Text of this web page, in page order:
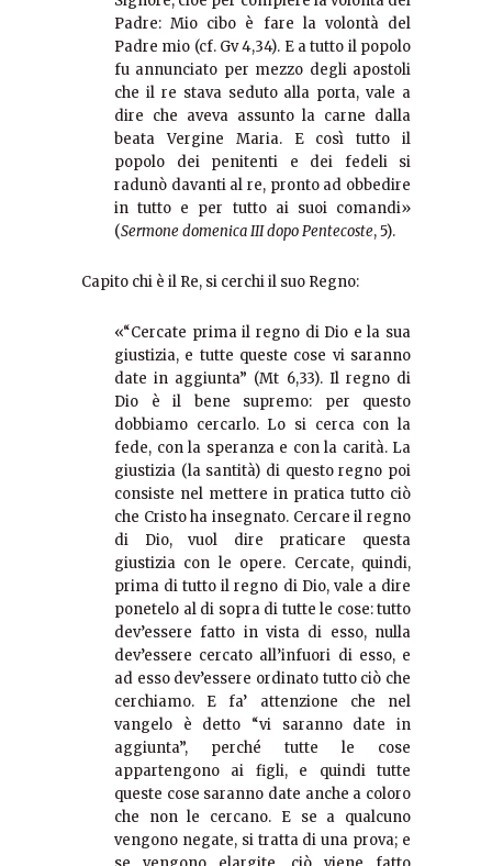
Padre: Mio cibo è fare la volontà del
Padre mio (cf. Gv 4,34). E a tutto il popolo
fu annunciato per mezzo degli apostoli
che il re stava seduto alla porta, vale a
dire che aveva assunto la carne dalla
beata Vergine Maria. E così tutto il
popolo dei penitenti e dei fedeli si
radunò davanti al re, pronto ad obbedire
in tutto e per tutto ai suoi comandi»
(Sermone domenica III dopo Pentecoste, 5).
Capito chi è il Re, si cerchi il suo Regno:
«“Cercate prima il regno di Dio e la sua
giustizia, e tutte queste cose vi saranno
date in aggiunta” (Mt 6,33). Il regno di
Dio è il bene supremo: per questo
dobbiamo cercarlo. Lo si cerca con la
fede, con la speranza e con la carità. La
giustizia (la santità) di questo regno poi
consiste nel mettere in pratica tutto ciò
che Cristo ha insegnato. Cercare il regno
di Dio, vuol dire praticare questa
giustizia con le opere. Cercate, quindi,
prima di tutto il regno di Dio, vale a dire
ponetelo al di sopra di tutte le cose: tutto
dev’essere fatto in vista di esso, nulla
dev’essere cercato all’infuori di esso, e
ad esso dev’essere ordinato tutto ciò che
cerchiamo. E fa’ attenzione che nel
vangelo è detto “vi saranno date in
aggiunta”, perché tutte le cose
appartengono ai figli, e quindi tutte
queste cose saranno date anche a coloro
che non le cercano. E se a qualcuno
vengono negate, si tratta di una prova; e